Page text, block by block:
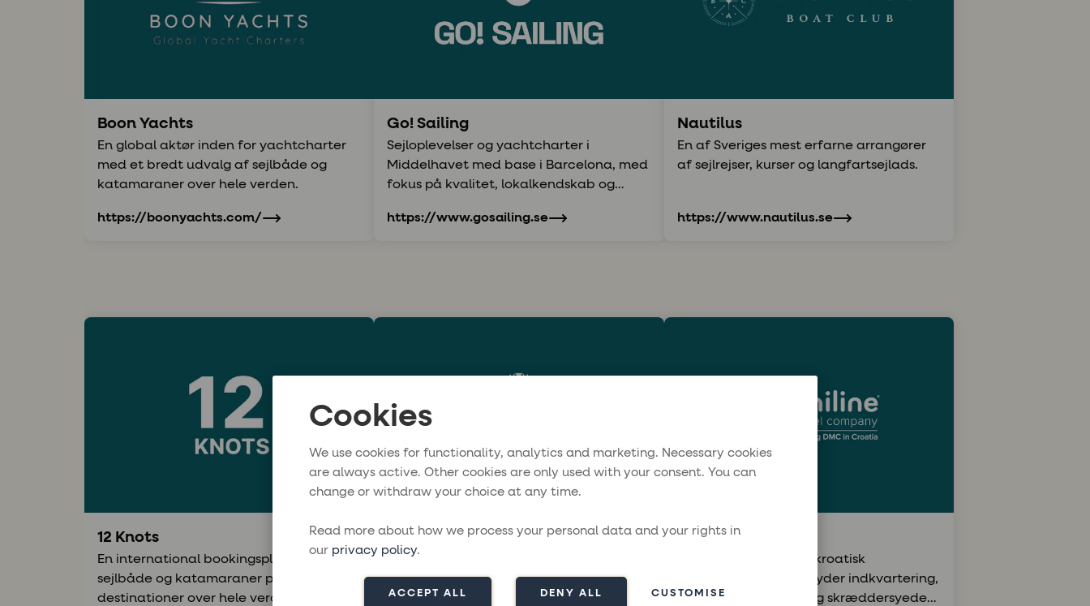
Cookies
We use cookies for functionality, analytics and marketing. Necessary cookies
are always active. Other cookies are only used with your consent. You can
change or withdraw your choice at any time.
Read more about how we process your personal data and your rights in
our privacy policy.
ACCEPT ALL DENY ALL CUSTOMISE
Boon Yachts
En global aktør inden for yachtcharter
med et bredt udvalg af sejlbåde og
katamaraner over hele verden.
https://boonyachts.com/
Go! Sailing
Sejloplevelser og yachtcharter i
Middelhavet med base i Barcelona, med
fokus på kvalitet, lokalkendskab og
https://www.gosailing.se
Nautilus
En af Sveriges mest erfarne arrangører
af sejlrejser, kurser og langfartsejlads.
https://www.nautilus.se
12 Knots
En international bookingsplatform for
sejlbåde og katamaraner på
destinationer over hele verden.
Globe Sailor
En global charteraktør, der tilbyder
sejlbåde, katamaraner og
temabaserede sejlrejser verden over.
Uniline
Uniline er en førende kroatisk
rejsearrangør, der tilbyder indkvartering,
transport, udflugter og skræddersyede